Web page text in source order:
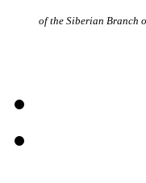
of the Siberian Branch